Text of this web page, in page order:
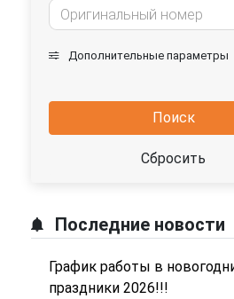
Дополнительные параметры
Поиск
Сбросить
Последние новости
График работы в
праздники 2026!!!